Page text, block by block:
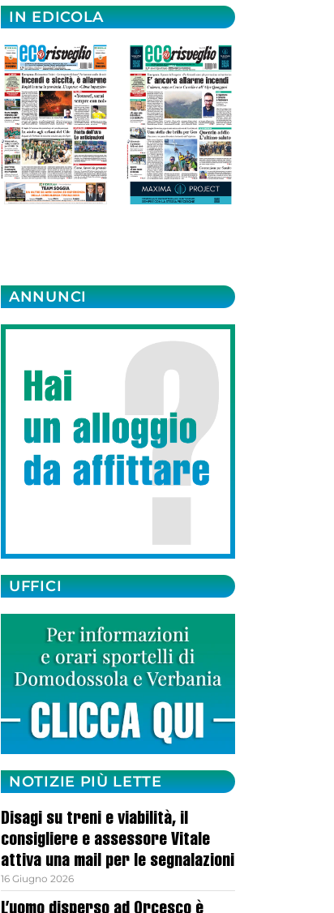
IN EDICOLA
ANNUNCI
UFFICI
NOTIZIE PIÙ LETTE
Disagi su treni e viabilità, il
consigliere e assessore Vitale
attiva una mail per le segnalazioni
16 Giugno 2026